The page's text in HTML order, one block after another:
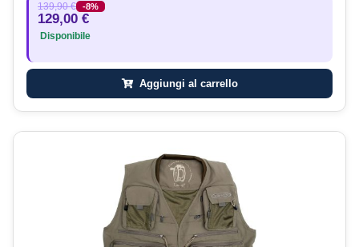
139,90 € -8%
129,00 €
Disponibile
Aggiungi al carrello